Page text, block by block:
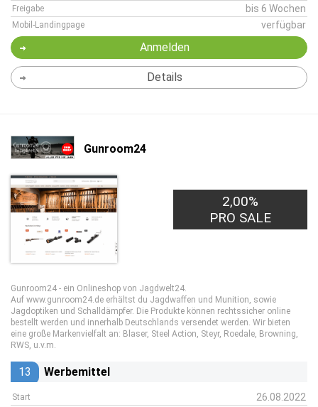
Freigabe bis 6 Wochen
Mobil-Landingpage verfügbar
Anmelden
Details
Gunroom24
2,00%
PRO SALE
Gunroom24 - ein Onlineshop von Jagdwelt24.
Auf www.gunroom24.de erhältst du Jagdwaffen und Munition, sowie
Jagdoptiken und Schalldämpfer. Die Produkte können rechtssicher online
bestellt werden und innerhalb Deutschlands versendet werden. Wir bieten
eine große Markenvielfalt an: Blaser, Steel Action, Steyr, Roedale, Browning,
RWS, u.v.m.
13 Werbemittel
Start 26.08.2022